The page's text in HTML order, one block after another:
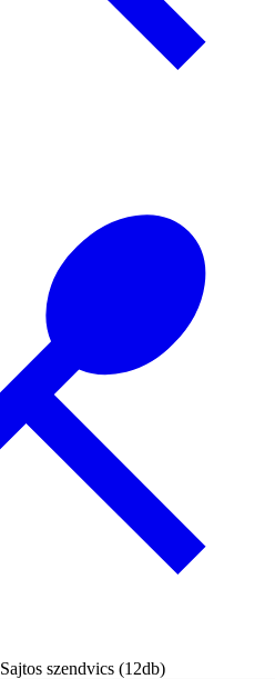
Sajtos szendvics (12db)